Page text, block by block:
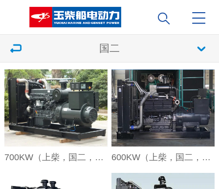
国二
700KW（上柴，国二，裸机） 600KW（上柴，国二，裸机）